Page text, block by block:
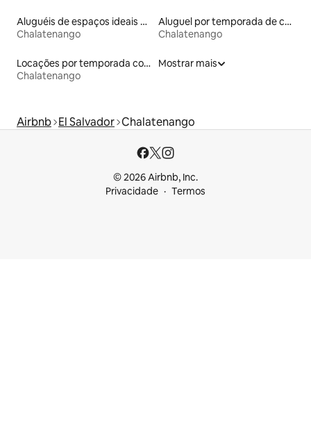
Aluguéis de espaços ideais para famílias
Chalatenango
Aluguel por temporada de casas de hóspedes
Chalatenango
Locações por temporada com piscina
Chalatenango
Mostrar mais
Airbnb El Salvador Chalatenango
© 2026 Airbnb, Inc.
Privacidade
Termos